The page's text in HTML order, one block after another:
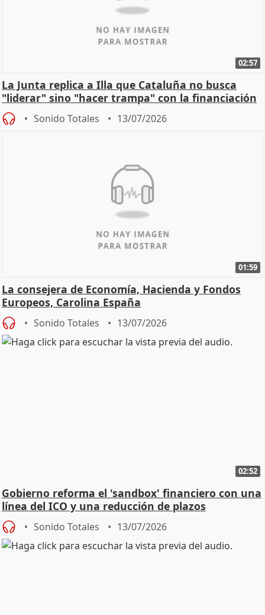
02:57
La Junta replica a Illa que Cataluña no busca
"liderar" sino "hacer trampa" con la financiación
Sonido Totales 13/07/2026
01:59
La consejera de Economía, Hacienda y Fondos
Europeos, Carolina España
Sonido Totales 13/07/2026
02:52
Gobierno reforma el 'sandbox' financiero con una
línea del ICO y una reducción de plazos
Sonido Totales 13/07/2026